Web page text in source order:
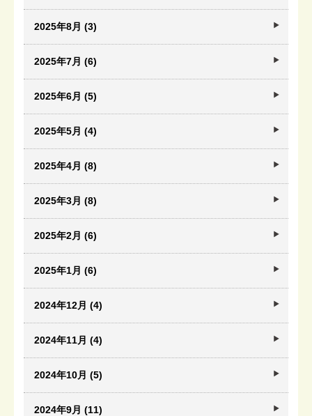
2025年8月 (3)
2025年7月 (6)
2025年6月 (5)
2025年5月 (4)
2025年4月 (8)
2025年3月 (8)
2025年2月 (6)
2025年1月 (6)
2024年12月 (4)
2024年11月 (4)
2024年10月 (5)
2024年9月 (11)